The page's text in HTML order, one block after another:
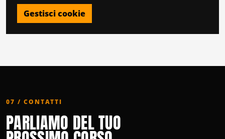
Gestisci cookie
07 / CONTATTI
PARLIAMO DEL TUO